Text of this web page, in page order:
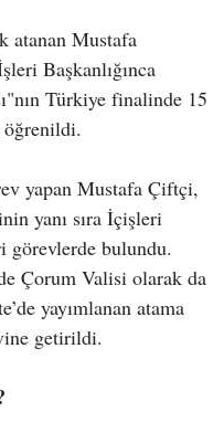
atanan Mustafa
Başkanlığınca
Türkiye finalinde 15
yapan Mustafa Çiftçi,
yanı sıra İçişleri
görevlerde bulundu.
Çorum Valisi olarak da
yayımlanan atama
getirildi.